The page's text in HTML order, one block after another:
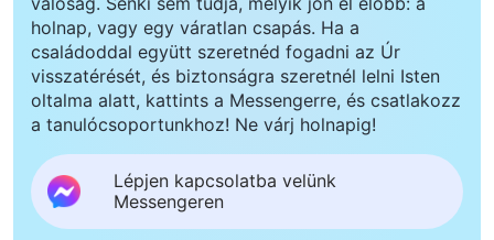
holnap, vagy egy váratlan csapás. Ha a
családoddal együtt szeretnéd fogadni az Úr
visszatérését, és biztonságra szeretnél lelni Isten
oltalma alatt, kattints a Messengerre, és csatlakozz
a tanulócsoportunkhoz! Ne várj holnapig!
Lépjen kapcsolatba velünk
Messengeren